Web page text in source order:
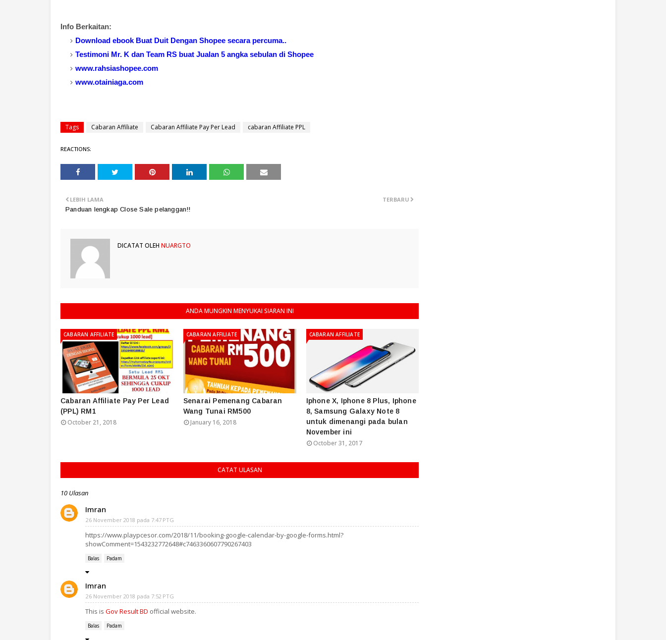
Info Berkaitan:
Download ebook Buat Duit Dengan Shopee secara percuma..
Testimoni Mr. K dan Team RS buat Jualan 5 angka sebulan di Shopee
www.rahsiashopee.com
www.otainiaga.com
Tags Cabaran Affiliate Cabaran Affiliate Pay Per Lead cabaran Affiliate PPL
REACTIONS:
TERBARU
LEBIH LAMA
Panduan lengkap Close Sale pelanggan!!
DICATAT OLEH NUARGTO
ANDA MUNGKIN MENYUKAI SIARAN INI
CABARAN AFFILIATE
Cabaran Affiliate Pay Per Lead
(PPL) RM1
October 21, 2018
CABARAN AFFILIATE
Senarai Pemenang Cabaran
Wang Tunai RM500
January 16, 2018
CABARAN AFFILIATE
Iphone X, Iphone 8 Plus, Iphone
8, Samsung Galaxy Note 8
untuk dimenangi pada bulan
November ini
October 31, 2017
CATAT ULASAN
10 Ulasan
Imran
26 November 2018 pada 7:47 PTG
https://www.playpcesor.com/2018/11/booking-google-calendar-by-google-forms.html?
showComment=1543232772648#c7463360607790267403
Balas Padam
Imran
26 November 2018 pada 7:52 PTG
This is Gov Result BD official website.
Balas Padam